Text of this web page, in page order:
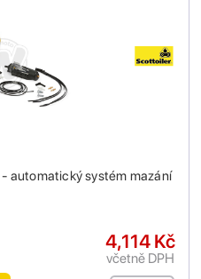
automatický systém mazání
4,114 Kč
včetně DPH